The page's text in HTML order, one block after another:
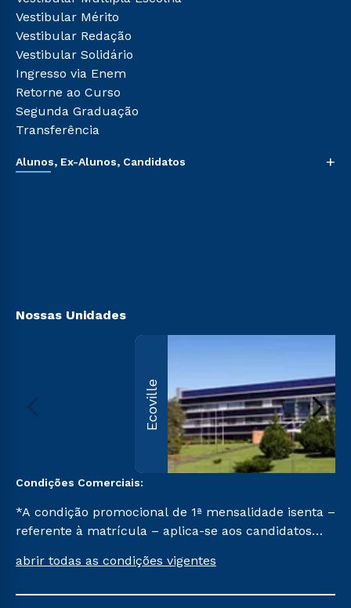
Ética e Integridade
Cursos Livres
Cursos Técnicos
Cursos Profissionalizantes
Vestibular Mérito
Vestibular Redação
Vestibular Solidário
Ingresso via Enem
Retorne ao Curso
Segunda Graduação
Transferência
Alunos, Ex-Alunos, Candidatos +
Nossas Unidades
Ecoville
Condições Comerciais:
*A condição promocional de 1ª mensalidade isenta –
referente à matrícula – aplica-se aos candidatos
na prova on-line ou agendada, que ofertam bolsas
abrir todas as condições vigentes